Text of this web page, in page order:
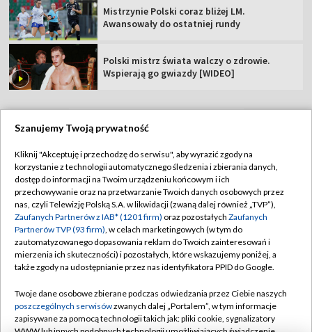
Mistrzynie Polski coraz bliżej LM.
Awansowały do ostatniej rundy
Polski mistrz świata walczy o zdrowie.
Wspierają go gwiazdy [WIDEO]
Abonament TVP
Sklep TVP
Biuro Reklamy
Oferta Handlowa
Telegazeta ogłoszenia
Rada Programowa
Ogłoszenia przetargowe
Regulamin TVP
Polityka prywatności
Moje zgody
Biuro reklamy
Kontakt
Kanały
Szanujemy Twoją prywatność
Kliknij "Akceptuję i przechodzę do serwisu", aby wyrazić zgody na
korzystanie z technologii automatycznego śledzenia i zbierania danych,
dostęp do informacji na Twoim urządzeniu końcowym i ich
przechowywanie oraz na przetwarzanie Twoich danych osobowych przez
nas, czyli Telewizję Polską S.A. w likwidacji (zwaną dalej również „TVP”),
Zaufanych Partnerów z IAB* (1201 firm) oraz pozostałych Zaufanych
Partnerów TVP (93 firm), w celach marketingowych (w tym do
zautomatyzowanego dopasowania reklam do Twoich zainteresowań i
mierzenia ich skuteczności) i pozostałych, które wskazujemy poniżej, a
także zgody na udostępnianie przez nas identyfikatora PPID do Google.
Twoje dane osobowe zbierane podczas odwiedzania przez Ciebie naszych
poszczególnych serwisówzwanych dalej „Portalem”, w tym informacje
zapisywane za pomocą technologii takich jak: pliki cookie, sygnalizatory